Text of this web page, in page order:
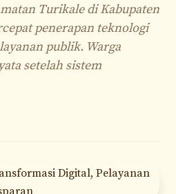
Turikale di Kabupaten
penerapan teknologi
publik. Warga
setelah sistem